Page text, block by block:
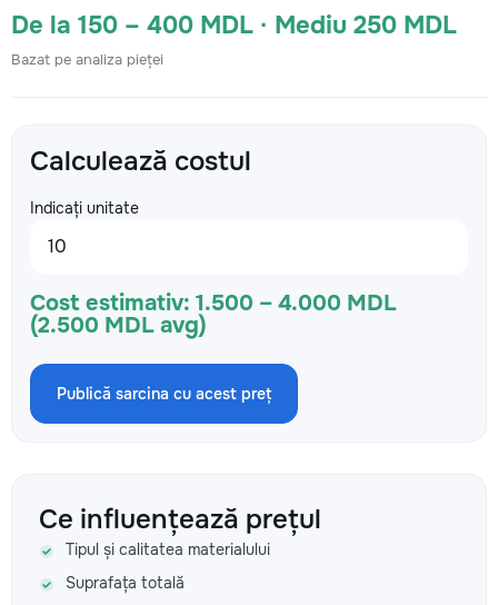
De la 150 – 400 MDL · Mediu 250 MDL
Bazat pe analiza pieței
Calculează costul
Indicați unitate
Cost estimativ: 1.500 – 4.000 MDL
(2.500 MDL avg)
Publică sarcina cu acest preț
Ce influențează prețul
Tipul și calitatea materialului
Suprafața totală